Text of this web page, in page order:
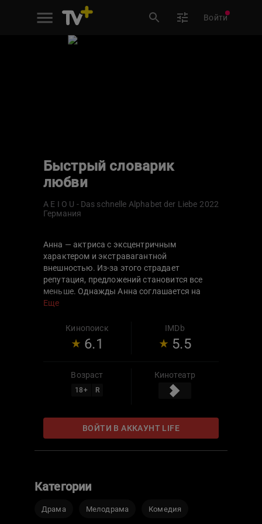
Войти
Быстрый словарик
любви
A E I O U - Das schnelle Alphabet der Liebe 2022
Германия
Анна — актриса с эксцентричным
характером и экстравагантной
внешностью. Из-за этого страдает
репутация, предложений становится все
меньше. Однажды Анна соглашается на
необычную работу — давать уроки по
что парень — вор, однако это не мешает их
сближению. За встречами, общими
разговорами, прогулками и обедами
и заставляет совершать безумные
поступки. Так, без гроша в кармане они
Еще
Кинопоиск
6.1
IMDb
5.5
Возраст
18+ R
Кинотеатр
ВОЙТИ В АККАУНТ LIFE
Категории
Драма Мелодрама Комедия